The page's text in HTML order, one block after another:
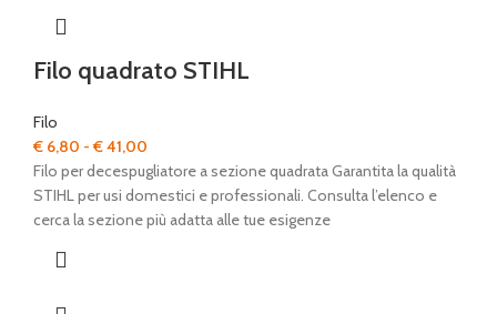
Filo quadrato STIHL
Filo
€ 6,80 - €41,00
di
prezzo:
da
Filo per decespugliatore a sezione quadrata Garantita la qualità
STIHL per usi domestici e professionali. Consulta l’elenco e
cerca la sezione più adatta alle tue esigenze